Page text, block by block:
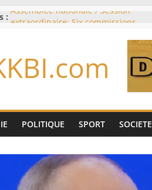
: Assemblée nationale / Session
d’enquête à l’ordre du jour ce lundi
de la Espriella
Bénin: Patrice Talon élu président
Moyen-Orient: l’Arabie saoudite, le
Pakistan et la Turquie signent un
accord de défense
exportations de cuivre et de cobalt
concentrés pour valoriser sa
production
POLITIQUE SPORT SOCIETE